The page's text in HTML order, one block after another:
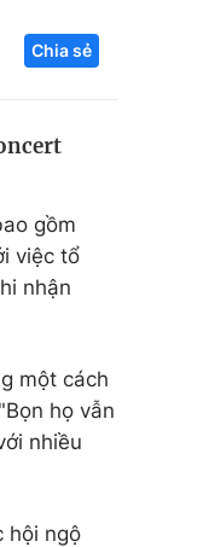
Công nghệ tương lai
Chia sẻ
gồm
việc tổ
nhận
một cách
họ vẫn
nhiều
hội ngộ